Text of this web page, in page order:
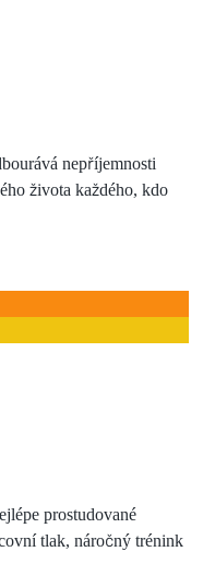
nepříjemnosti
života každého, kdo
prostudované
tlak, náročný trénink